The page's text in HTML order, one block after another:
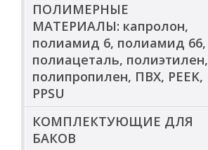
ПОЛИМЕРНЫЕ
МАТЕРИАЛЫ: капролон,
полиамид 6, полиамид 66,
полиацеталь, полиэтилен,
полипропилен, ПВХ, PEEK,
PPSU
КОМПЛЕКТУЮЩИЕ ДЛЯ
БАКОВ